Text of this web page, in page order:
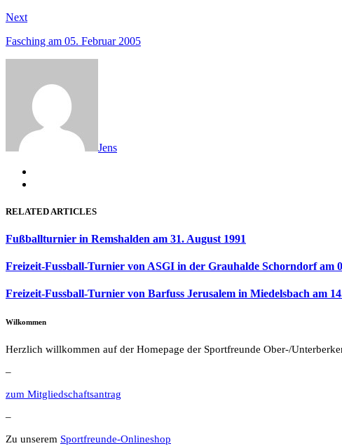
NextNext
Fasching am 05. Februar 2005
Jens
RELATED ARTICLES
Fußballturnier in Remshalden am 31. August 1991
Freizeit-Fussball-Turnier von ASGI in der Grauhalde Schorndorf am
Freizeit-Fussball-Turnier von Barfuss Jerusalem in Miedelsbach am
Wilkommen
Herzlich willkommen auf der Homepage der Sportfreunde Ober-/
–
zum Mitgliedschaftsantrag
–
Zu unserem Sportfreunde-Onlineshop